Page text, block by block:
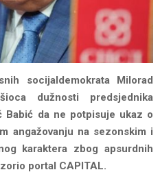
socijaldemokrata Milorad
dužnosti predsjednika
Babić da ne potpisuje ukaz o
angažovanju na sezonskim i
karaktera zbog apsurdnih
portal CAPITAL.